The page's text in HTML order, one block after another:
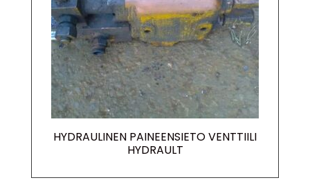
HYDRAULINEN PAINEENSIETO VENTTIILI
HYDRAULT